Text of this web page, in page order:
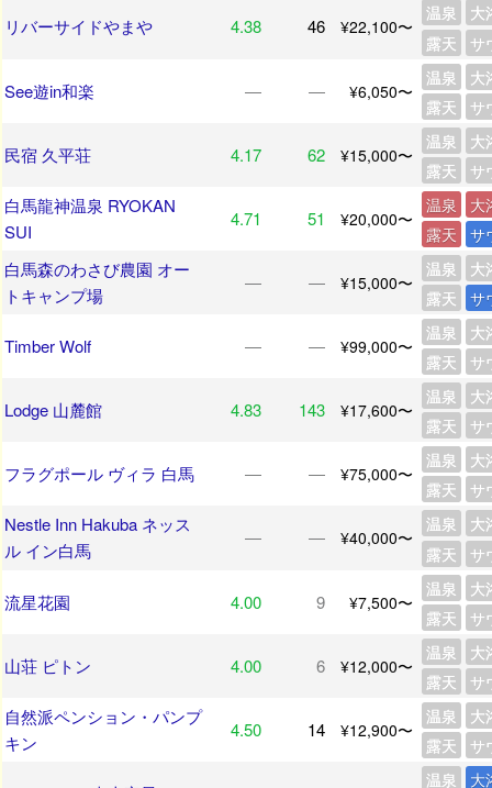
リバーサイドやまや 4.38 46 ¥22,100〜
温泉
大
露天
サ
See遊in和楽 ― ― ¥6,050〜
温泉
大
露天
サ
民宿 久平荘 4.17 62 ¥15,000〜
温泉
大
露天
サ
白馬龍神温泉 RYOKAN
SUI
4.71 51 ¥20,000〜
温泉
大
露天
サ
白馬森のわさび農園 オー
トキャンプ場
― ― ¥15,000〜
温泉
大
露天
サ
Timber Wolf ― ― ¥99,000〜
温泉
大
露天
サ
Lodge 山麓館 4.83 143 ¥17,600〜
温泉
大
露天
サ
フラグポール ヴィラ 白馬 ― ― ¥75,000〜
温泉
大
露天
サ
Nestle Inn Hakuba ネッス
ル イン白馬
― ― ¥40,000〜
温泉
大
露天
サ
流星花園 4.00 9 ¥7,500〜
温泉
大
露天
サ
山荘 ピトン 4.00 6 ¥12,000〜
温泉
大
露天
サ
自然派ペンション・パンプ
キン
4.50 14 ¥12,900〜
温泉
大
露天
サ
温泉 大